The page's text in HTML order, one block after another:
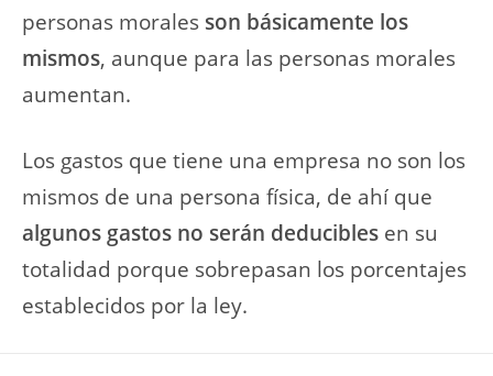
personas morales son básicamente los
mismos, aunque para las personas morales
aumentan.
Los gastos que tiene una empresa no son los
mismos de una persona física, de ahí que
algunos gastos no serán deducibles en su
totalidad porque sobrepasan los porcentajes
establecidos por la ley.